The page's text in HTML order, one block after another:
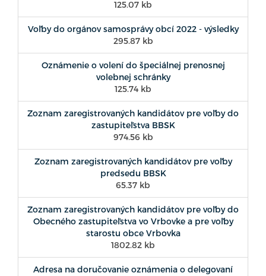
125.07 kb
Voľby do orgánov samosprávy obcí 2022 - výsledky
295.87 kb
Oznámenie o volení do špeciálnej prenosnej
volebnej schránky
125.74 kb
Zoznam zaregistrovaných kandidátov pre voľby do
zastupiteľstva BBSK
974.56 kb
Zoznam zaregistrovaných kandidátov pre voľby
predsedu BBSK
65.37 kb
Zoznam zaregistrovaných kandidátov pre voľby do
Obecného zastupiteľstva vo Vrbovke a pre voľby
starostu obce Vrbovka
1802.82 kb
Adresa na doručovanie oznámenia o delegovaní